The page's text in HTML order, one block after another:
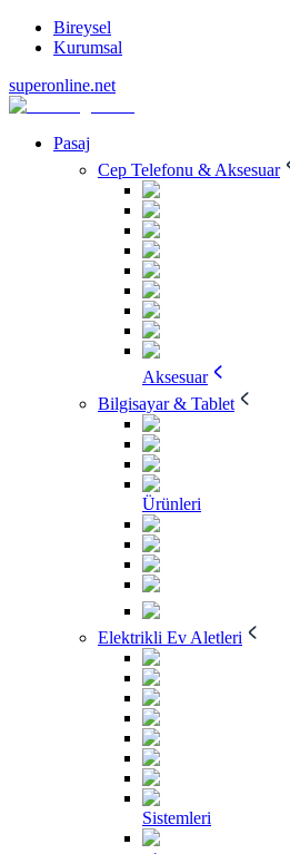
Bireysel
Kurumsal
superonline.net
Pasaj
Cep Telefonu & Aksesuar
Aksesuar
Bilgisayar & Tablet
Ürünleri
Elektrikli Ev Aletleri
Sistemleri